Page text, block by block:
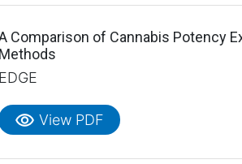
Comparison of Cannabis Potency
visibility View PDF